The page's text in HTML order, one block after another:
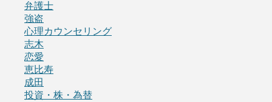
弁護士
強盗
心理カウンセリング
志木
恋愛
恵比寿
成田
投資・株・為替